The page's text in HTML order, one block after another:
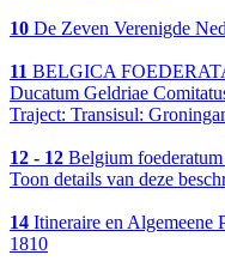
10 De Zeven Verenigde
11 BELGICA
Ducatum Geldriae
Traject: Transisul:
12 - 12 Belgium
Toon details van deze
14 Itineraire en Algemeene
1810